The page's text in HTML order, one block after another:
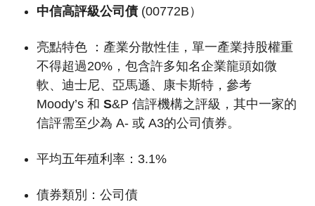
中信高評級公司債(00772B）
亮點特色 ： 產業分散性佳，單一產業持股權重
不得超過20%，包含許多知名企業龍頭如微
軟、迪士尼、亞馬遜、康卡斯特，參考
Moody’s 和 S&P 信評機構之評級，其中一家的
信評需至少為 A- 或 A3的公司債券。
平均五年殖利率：3.1%
債券類別：公司債